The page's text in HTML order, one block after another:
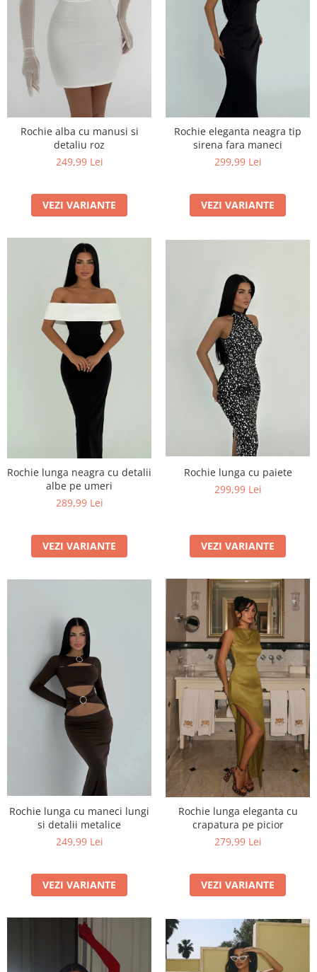
Rochie alba cu manusi si
detaliu roz
249,99 Lei
VEZI VARIANTE
Rochie eleganta neagra tip
sirena fara maneci
299,99 Lei
VEZI VARIANTE
Rochie lunga neagra cu detalii
albe pe umeri
289,99 Lei
VEZI VARIANTE
Rochie lunga cu paiete
299,99 Lei
VEZI VARIANTE
Rochie lunga cu maneci lungi
si detalii metalice
249,99 Lei
VEZI VARIANTE
Rochie lunga eleganta cu
crapatura pe picior
279,99 Lei
VEZI VARIANTE